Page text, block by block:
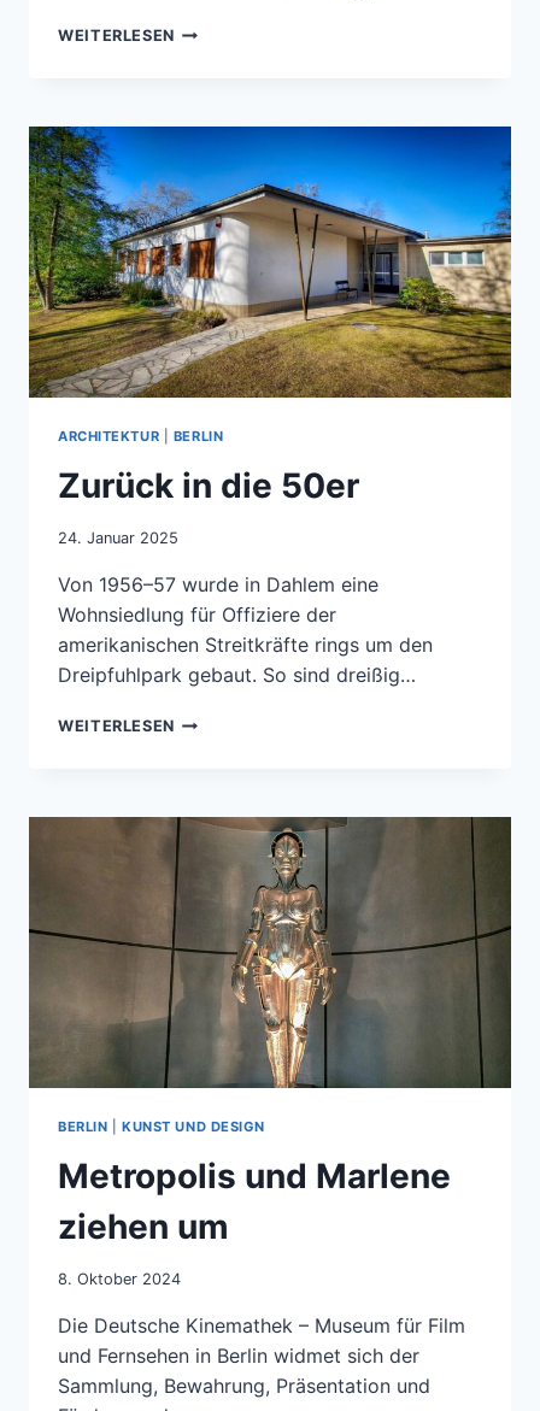
WEITERLESEN DIE
ARCHITEKTUR BERLIN
Zurück in die 50er
24. Januar 2025
Von 1956–57 wurde in Dahlem eine
Wohnsiedlung für Offiziere der
amerikanischen Streitkräfte rings um den
Dreipfuhlpark gebaut. So sind dreißig…
WEITERLESEN ZURÜCK
BERLIN |KUNST UND DESIGN
Metropolis und Marlene
ziehen um
8. Oktober 2024
Die Deutsche Kinemathek – Museum für Film
und Fernsehen in Berlin widmet sich der
Sammlung, Bewahrung, Präsentation und